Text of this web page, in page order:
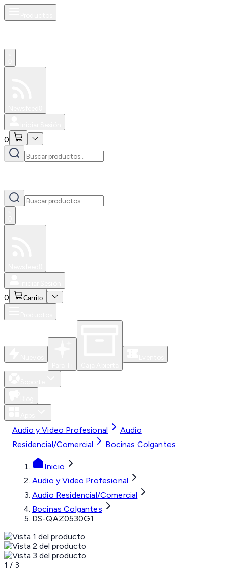
0
0 Carrito
Audio y Video Profesional
Audio
Residencial/Comercial
Bocinas Colgantes
Inicio
Audio y Video Profesional
Audio Residencial/Comercial
Bocinas Colgantes
DS-QAZ0530G1
1 / 3